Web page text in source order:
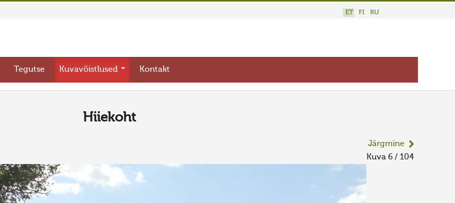
ET FI RU
Tegutse Kuvavõistlused Kontakt
Hiiekoht
Järgmine
Kuva 6 / 104